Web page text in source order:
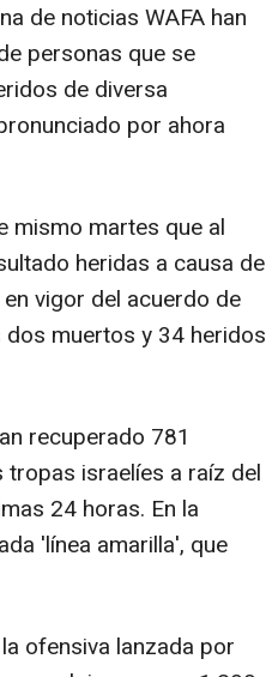
de noticias WAFA han
personas que se
de diversa
por ahora
mismo martes que al
heridas a causa de
vigor del acuerdo de
muertos y 34 heridos
recuperado 781
israelíes a raíz del
24 horas. En la
'línea amarilla', que
ofensiva lanzada por